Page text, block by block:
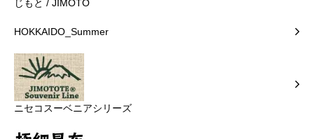
じもと / JIMOTO
HOKKAIDO_Summer
ニセコスーベニアシリーズ